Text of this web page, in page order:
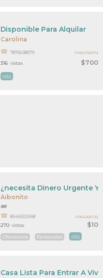
Carolina
$700
Disponible Para Alquilar
7876638079
MAS
316 vistas
PR54756974
Aibonito
$10
¿necesita Dinero Urgente Y
ae
8545502658
Ofrecemos Personales MAS
270 vistas
PR54266732
Casa Lista Para Entrar A